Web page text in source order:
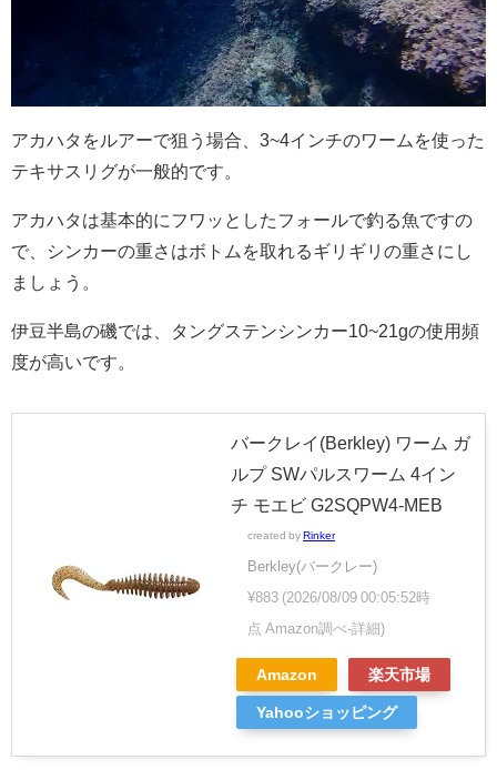
アカハタをルアーで狙う場合、3~4インチのワームを使った
テキサスリグが一般的です。
アカハタは基本的にフワッとしたフォールで釣る魚ですの
で、シンカーの重さはボトムを取れるギリギリの重さにし
ましょう。
伊豆半島の磯では、タングステンシンカー10~21gの使用頻
度が高いです。
バークレイ(Berkley) ワーム ガ
ルプ SWパルスワーム 4イン
チ モエビ G2SQPW4-MEB
created by Rinker
Berkley(バークレー)
¥883 (2026/08/09 00:05:52時
点 Amazon調べ-詳細)
Amazon 楽天市場
Yahooショッピング